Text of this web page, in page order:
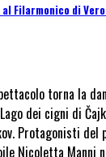
Filarmonico di
torna la
dei cigni di
Protagonisti del
Nicoletta Manni